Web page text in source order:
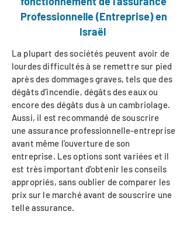
Professionnelle (Entreprise) en
Israël
La plupart des sociétés peuvent avoir de
lourdes difficultés à se remettre sur pied
après des dommages graves, tels que des
dégâts d’incendie, dégâts des eaux ou
encore des dégâts dus à un cambriolage.
Aussi, il est recommandé de souscrire
une assurance professionnelle-entreprise
avant même l'ouverture de son
entreprise. Les options sont variées et il
est très important d'obtenir les conseils
appropriés, sans oublier de comparer les
prix sur le marché avant de souscrire une
telle assurance.